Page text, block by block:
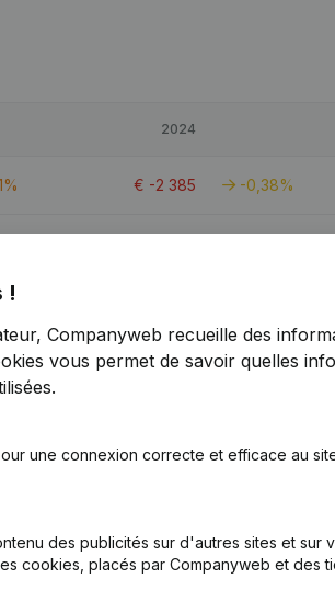
2024
€ -2 385 -0,38%
!
Companyweb recueille des
vous permet de savoir quelles
une connexion correcte et efficace au
des publicités sur d'autres sites et sur
cookies, placés par Companyweb et des